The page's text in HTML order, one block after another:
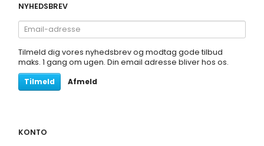
NYHEDSBREV
Email-
adresse
Tilmeld dig vores nyhedsbrev og modtag gode tilbud
maks. 1 gang om ugen. Din email adresse bliver hos os.
Tilmeld
Afmeld
KONTO